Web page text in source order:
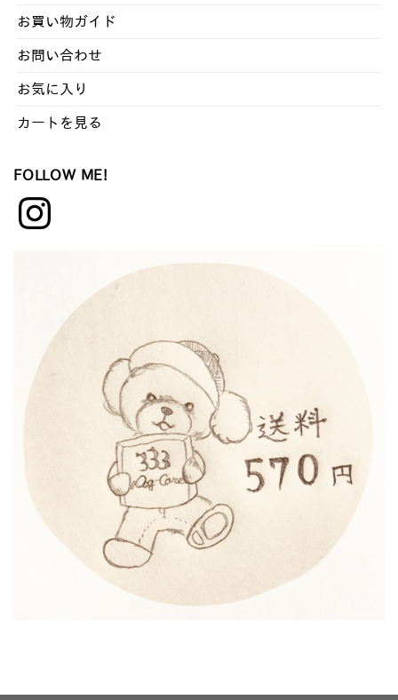
バ
お買い物ガイド
お問い合わせ
お気に入り
カートを見る
FOLLOW ME!
Instagram